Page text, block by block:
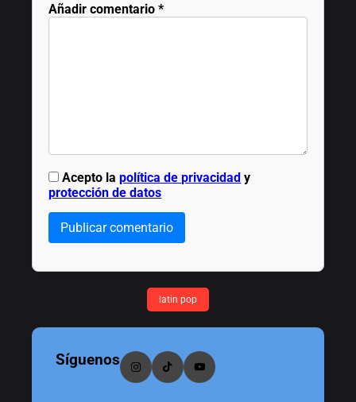
Añadir comentario *
Acepto lapolítica de privacidad y
protección de datos
Publicar comentario
latin pop
Síguenos